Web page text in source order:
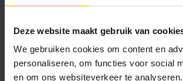
Deze website maakt gebruik van
We gebruiken cookies om content en
personaliseren, om functies voor social
en om ons websiteverkeer te
0 mm